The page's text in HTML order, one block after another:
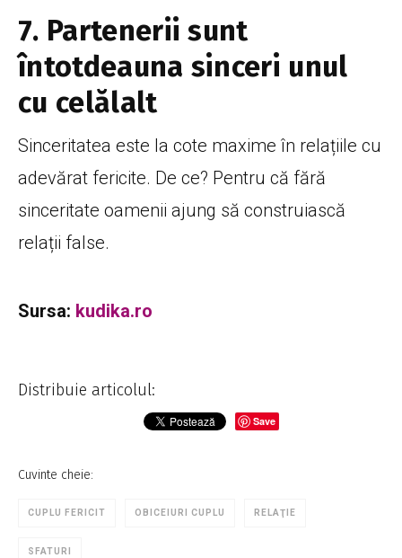
7. Partenerii sunt
întotdeauna sinceri unul
cu celălalt
Sinceritatea este la cote maxime în relațiile cu
adevărat fericite. De ce? Pentru că fără
sinceritate oamenii ajung să construiască
relații false.
Sursa: kudika.ro
Distribuie articolul:
Save
Cuvinte cheie:
CUPLU FERICIT OBICEIURI CUPLU RELAŢIE
SFATURI